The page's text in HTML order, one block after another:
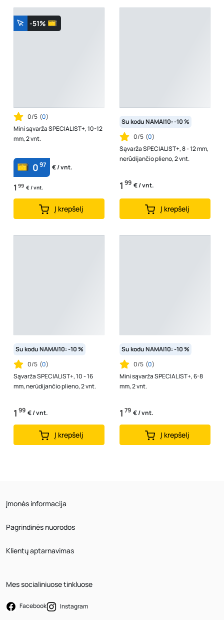
-51%
0/5 (0)
Mini sąvarža SPECIALIST+, 10-12
mm, 2 vnt.
097 € / vnt.
1 99 € / vnt.
Į krepšelį
Su kodu NAMAI10: -10 %
0/5 (0)
Sąvarža SPECIALIST+, 8 - 12 mm,
nerūdijančio plieno, 2 vnt.
1 99 € / vnt.
Į krepšelį
Su kodu NAMAI10: -10 %
0/5 (0)
Sąvarža SPECIALIST+, 10 - 16
mm, nerūdijančio plieno, 2 vnt.
1 99 € / vnt.
Į krepšelį
Su kodu NAMAI10: -10 %
0/5 (0)
Mini sąvarža SPECIALIST+, 6-8
mm, 2 vnt.
1 79 € / vnt.
Į krepšelį
Įmonės informacija
Pagrindinės nuorodos
Klientų aptarnavimas
Mes socialiniuose tinkluose
Facebook Instagram